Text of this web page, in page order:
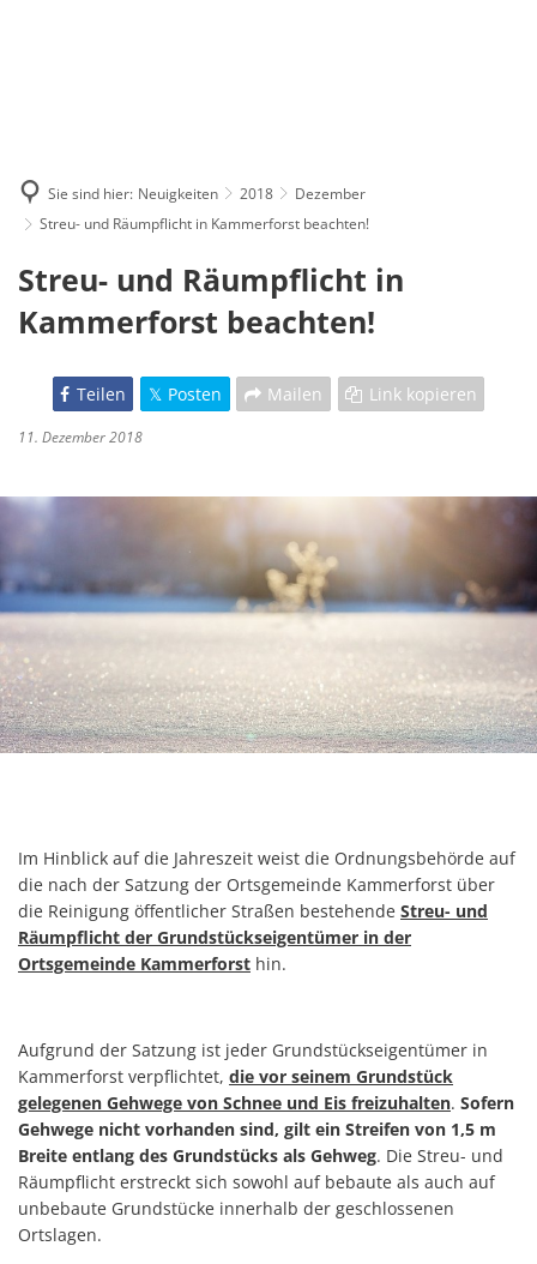
Sie sind hier: Neuigkeiten 2018
Dezember
Streu- und Räumpflicht in Kammerforst beachten!
Streu- und Räumpflicht in
Kammerforst beachten!
Teilen Posten Mailen Link kopieren
11. Dezember 2018
Im Hinblick auf die Jahreszeit weist die Ordnungsbehörde auf
die nach der Satzung der Ortsgemeinde Kammerforst über
die Reinigung öffentlicher Straßen bestehende Streu- und
Räumpflicht der Grundstückseigentümer in der
Ortsgemeinde Kammerforst hin.
Aufgrund der Satzung ist jeder Grundstückseigentümer in
Kammerforst verpflichtet, die vor seinem Grundstück
gelegenen Gehwege von Schnee und Eis freizuhalten. Sofern
Gehwege nicht vorhanden sind, gilt ein Streifen von 1,5 m
Breite entlang des Grundstücks als Gehweg. Die Streu- und
Räumpflicht erstreckt sich sowohl auf bebaute als auch auf
unbebaute Grundstücke innerhalb der geschlossenen
Ortslagen.